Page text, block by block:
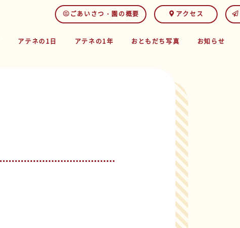
ごあいさつ・園の概要 アクセス
アテネの1日 アテネの1年 おともだち写真 お知らせ